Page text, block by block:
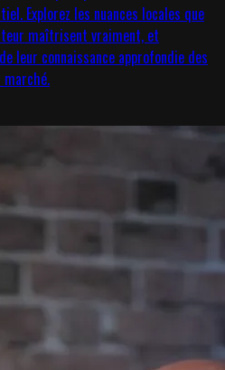
Explorez les nuances locales que
maîtrisent vraiment, et
leur connaissance approfondie des